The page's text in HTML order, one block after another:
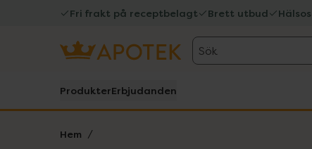
Fri frakt på receptbelagt Brett utbud
Sök
ProdukterErbjudanden
Hem